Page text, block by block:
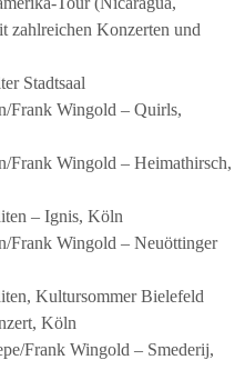
zahlreichen Konzerten und
Stadtsaal
Frank Wingold – Quirls,
Frank Wingold – Heimathirsch,
– Ignis, Köln
Frank Wingold – Neuöttinger
Kultursommer Bielefeld
Köln
Frank Wingold – Smederij,